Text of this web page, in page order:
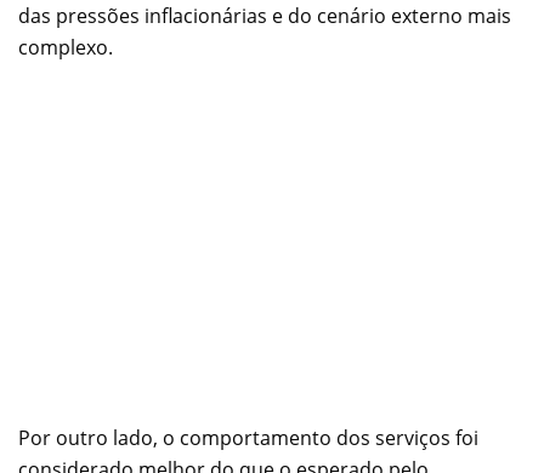
das pressões inflacionárias e do cenário externo mais
complexo.
Por outro lado, o comportamento dos serviços foi